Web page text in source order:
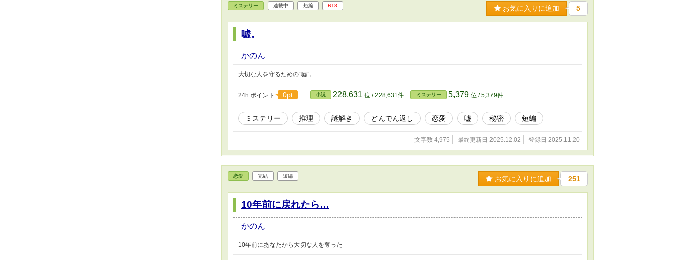
ミステリー 連載中 短編 R18 お気に入りに追加 5
嘘。
かのん
大切な人を守るための“嘘”。
24h.ポイント 0pt 小説 228,631 位 / 228,631件 ミステリー 5,379 位 / 5,379件
ミステリー 推理 謎解き どんでん返し 恋愛 嘘 秘密 短編
文字数 4,975 最終更新日 2025.12.02 登録日 2025.11.20
恋愛 完結 短編 お気に入りに追加 251
10年前に戻れたら…
かのん
10年前にあなたから大切な人を奪った